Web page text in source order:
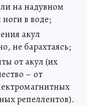
на надувном
в воде;
акул
не барахтаясь;
от акул (их
– от
репеллентов).